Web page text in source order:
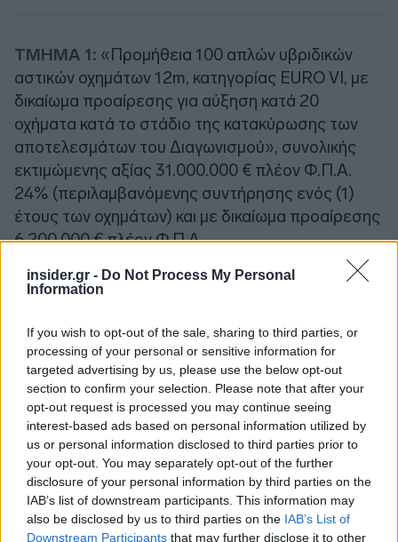
insider.gr - Do Not Process My Personal
Information
If you wish to opt-out of the sale, sharing to third parties, or
processing of your personal or sensitive information for
targeted advertising by us, please use the below opt-out
section to confirm your selection. Please note that after your
opt-out request is processed you may continue seeing
interest-based ads based on personal information utilized by
us or personal information disclosed to third parties prior to
your opt-out. You may separately opt-out of the further
disclosure of your personal information by third parties on the
IAB’s list of downstream participants. This information may
also be disclosed by us to third parties on the IAB’s List of
Downstream Participants that may further disclose it to other
ΤΜΗΜΑ 1: «Προμήθεια 100 απλών υβριδικών
αστικών οχημάτων 12m, κατηγορίας EURO VI, με
δικαίωμα προαίρεσης για αύξηση κατά 20
οχήματα κατά το στάδιο της κατακύρωσης των
αποτελεσμάτων του Διαγωνισμού», συνολικής
εκτιμώμενης αξίας 31.000.000 € πλέον Φ.Π.Α.
24% (περιλαμβανόμενης συντήρησης ενός (1)
έτους των οχημάτων) και με δικαίωμα προαίρεσης
6.200.000 € πλέον Φ.Π.Α.
ΤΜΗΜΑ 2:«Προμήθεια 200 απλών αστικών
(CNG) EURO VI», συνολικής εκτιμώμενης αξίας
59.000.000 € πλέον Φ.Π.Α. 24%
(περιλαμβανόμενης συντήρησης ενός (1) έτους
των οχημάτων).